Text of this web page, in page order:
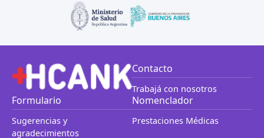
Contacto
Trabajá con nosotros
Formulario
Sugerencias y
agradecimientos
Nomenclador
Prestaciones Médicas